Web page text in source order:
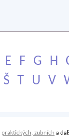
E F G H
Š
T U V
praktických, zubních a